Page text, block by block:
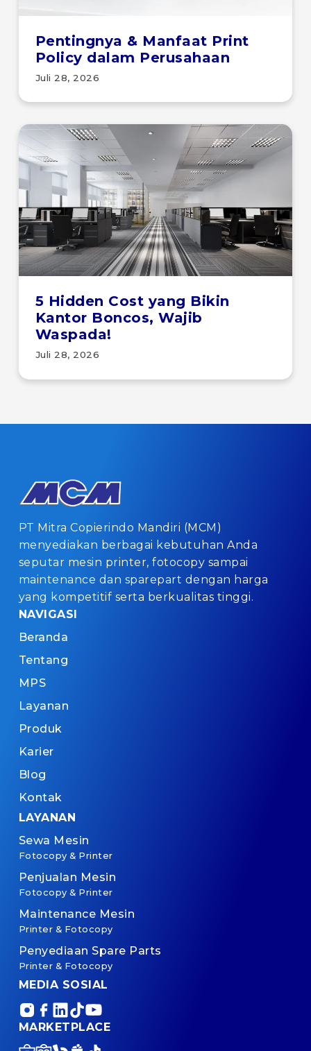
Pentingnya & Manfaat Print
Policy dalam Perusahaan
Juli 28, 2026
5 Hidden Cost yang Bikin
Kantor Boncos, Wajib
Waspada!
Juli 28, 2026
PT Mitra Copierindo Mandiri (MCM)
menyediakan berbagai kebutuhan Anda
seputar mesin printer, fotocopy sampai
maintenance dan sparepart dengan harga
yang kompetitif serta berkualitas tinggi.
NAVIGASI
Beranda
Tentang
MPS
Layanan
Produk
Karier
Blog
Kontak
LAYANAN
Sewa Mesin
Fotocopy & Printer
Penjualan Mesin
Fotocopy & Printer
Maintenance Mesin
Printer & Fotocopy
Penyediaan Spare Parts
Printer & Fotocopy
MEDIA SOSIAL
MARKETPLACE